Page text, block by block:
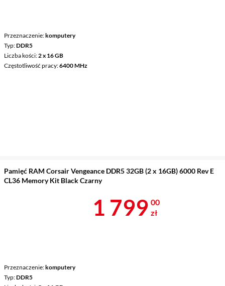
Przeznaczenie komputery
Typ DDR5
Liczba kości 2 x 16 GB
Częstotliwość pracy 6400 MHz
Pamięć RAM Corsair Vengeance DDR5 32GB (2 x 16GB) 6000 Rev E
CL36 Memory Kit Black Czarny
Przeznaczenie komputery
Typ DDR5
Cena 1 799 zł
1 799 00
zł